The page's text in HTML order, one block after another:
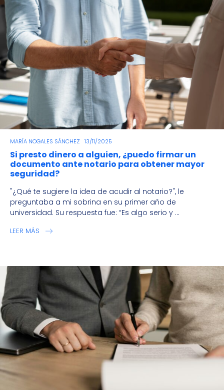
MARÍA NOGALES SÁNCHEZ 13/11/2025
Si presto dinero a alguien, ¿puedo firmar un
documento ante notario para obtener mayor
seguridad?
"¿Qué te sugiere la idea de acudir al notario?", le
preguntaba a mi sobrina en su primer año de
universidad. Su respuesta fue: “Es algo serio y ...
LEER MÁS